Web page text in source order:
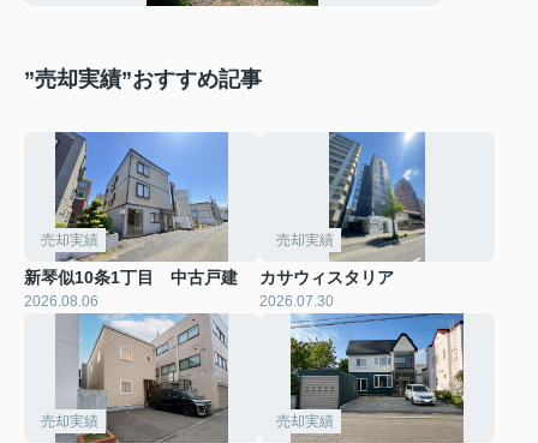
”売却実績”おすすめ記事
売却実績
新琴似10条1丁目 中古戸建
2026.08.06
売却実績
カサウィスタリア
2026.07.30
売却実績 売却実績